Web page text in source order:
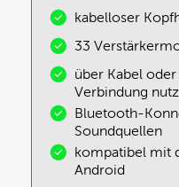
kabelloser
33
über Kabel
Verbindung
Bluetooth-
Soundquellen
kompatibel mit
Android